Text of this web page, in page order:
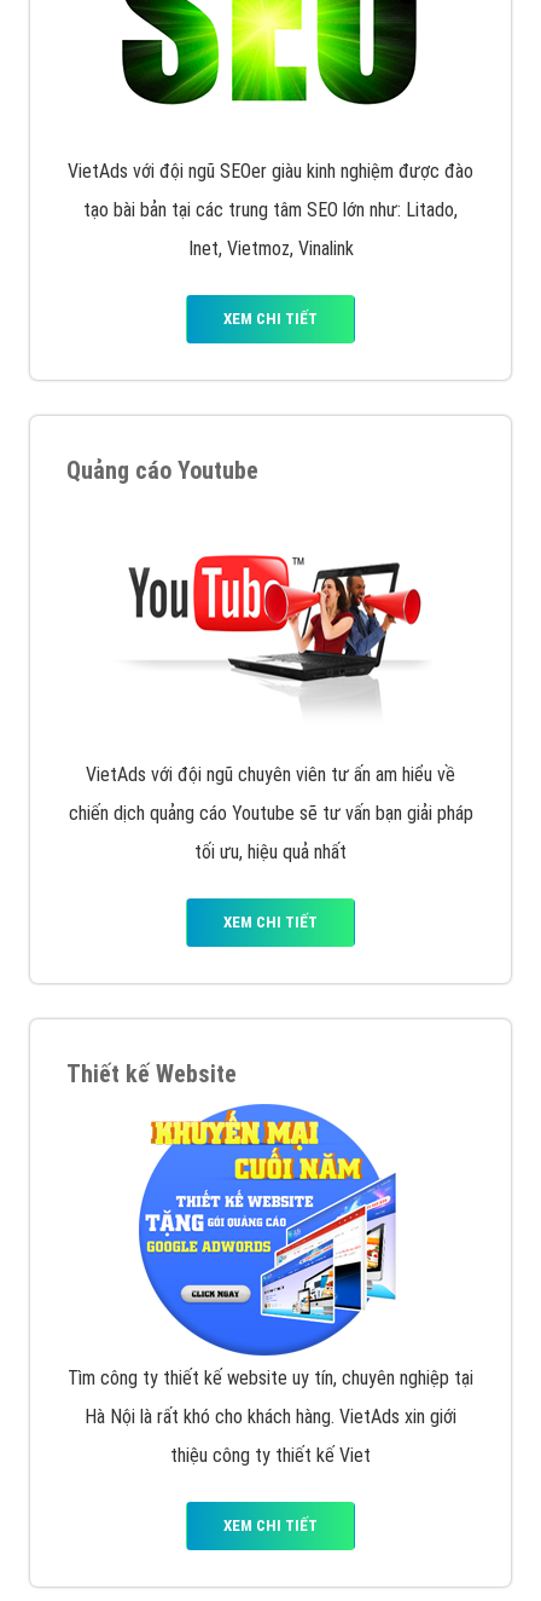
VietAds với đội ngũ SEOer giàu kinh nghiệm được đào
tạo bài bản tại các trung tâm SEO lớn như: Litado,
Inet, Vietmoz, Vinalink
XEM CHI TIẾT
Quảng cáo Youtube
VietAds với đội ngũ chuyên viên tư ấn am hiểu về
chiến dịch quảng cáo Youtube sẽ tư vấn bạn giải pháp
tối ưu, hiệu quả nhất
XEM CHI TIẾT
Thiết kế Website
Tìm công ty thiết kế website uy tín, chuyên nghiệp tại
Hà Nội là rất khó cho khách hàng. VietAds xin giới
thiệu công ty thiết kế Viet
XEM CHI TIẾT